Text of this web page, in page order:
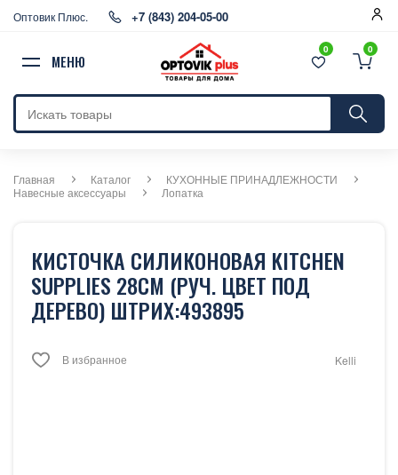
Оптовик Плюс. +7 (843) 204-05-00
МЕНЮ
0 0
Главная Каталог
КУХОННЫЕ ПРИНАДЛЕЖНОСТИ
Навесные аксессуары
Лопатка
КИСТОЧКА СИЛИКОНОВАЯ KITCHEN
SUPPLIES 28СМ (РУЧ. ЦВЕТ ПОД
ДЕРЕВО) ШТРИХ:493895
Kelli
В избранное